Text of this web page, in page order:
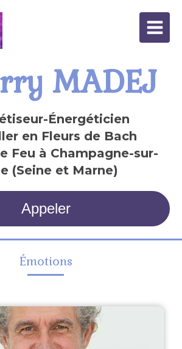
MADEJ
Énergéticien
en Fleurs de Bach
Feu à Champagne-sur-
(Seine et Marne)
Appeler
Émotions